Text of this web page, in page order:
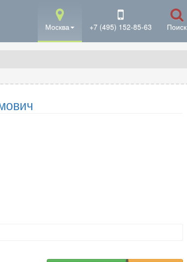
Москва +7 (495) 152-85-63 Поиск